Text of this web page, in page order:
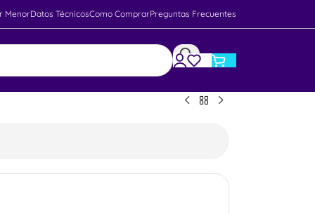
MenorDatos TécnicosComo ComprarPreguntas Frecuentes